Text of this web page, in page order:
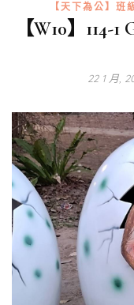
【天下為公】班
【W10】114-
22 1 月,